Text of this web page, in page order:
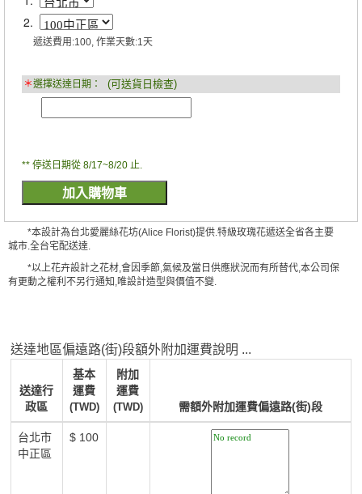
2.
遞送費用:100, 作業天數:1天
＊選擇送達日期： (可送貨日檢查)
** 停送日期從 8/17~8/20 止.
*本設計為台北愛麗絲花坊(Alice Florist)提供.特級玫瑰花遞送全省各主要
城市.全台宅配送達.
*以上花卉設計之花材,會因季節,氣候及當日供應狀況而有所替代,本公司保
有更動之權利不另行通知,唯設計造型與價值不變.
送達地區偏遠路(街)段額外附加運費說明 ...
送達行
政區
基本
運費
(TWD)
附加
運費
(TWD) 需額外附加運費偏遠路(街)段
台北市
中正區
$ 100